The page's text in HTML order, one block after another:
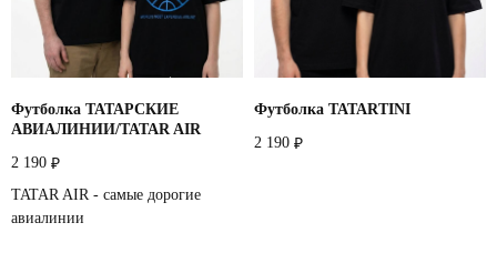
Футболка ТАТАРСКИЕ
АВИАЛИНИИ/TATAR AIR
2 190 ₽
TATAR AIR - самые дорогие
авиалинии
Футболка TATARTINI
2 190 ₽